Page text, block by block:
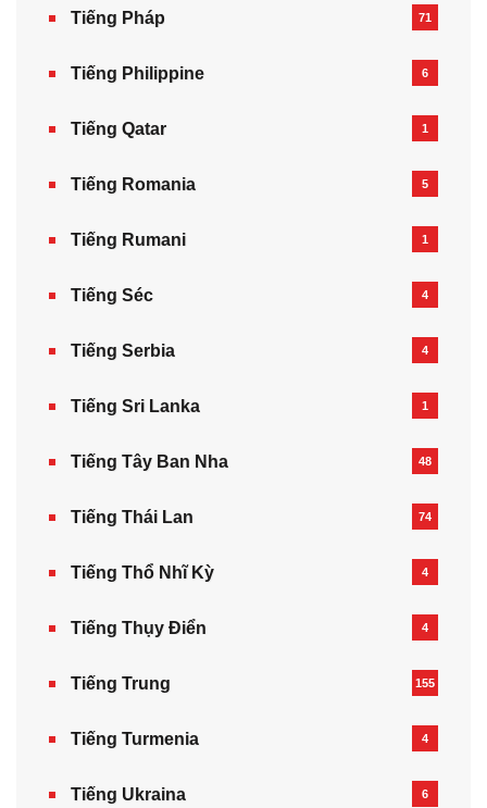
Tiếng Pháp 71
Tiếng Philippine 6
Tiếng Qatar 1
Tiếng Romania 5
Tiếng Rumani 1
Tiếng Séc 4
Tiếng Serbia 4
Tiếng Sri Lanka 1
Tiếng Tây Ban Nha 48
Tiếng Thái Lan 74
Tiếng Thổ Nhĩ Kỳ 4
Tiếng Thụy Điển 4
Tiếng Trung 155
Tiếng Turmenia 4
Tiếng Ukraina 6